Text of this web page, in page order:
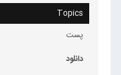
Topics
پست
دانلود